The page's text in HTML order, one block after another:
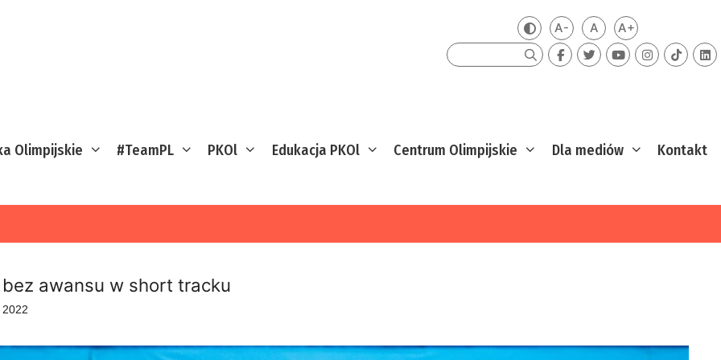
Zmień kontrast
A-Mniejsza czcionka
ADomyślna czcionka
A+Większa
Szukaj
Olimpijskie #TeamPL PKOl Edukacja PKOl Centrum Olimpijskie Dla mediów Kontakt
bez awansu w short tracku